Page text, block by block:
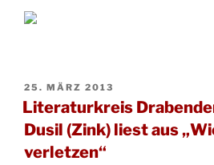
VERÖFFENTLICHT
AM
25. MÄRZ 2013
Literaturkreis
Dusil (Zink) liest aus
verletzen“